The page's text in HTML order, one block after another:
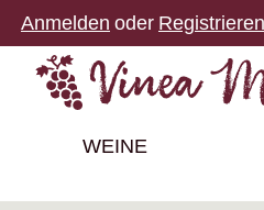
Hauptinhalt springen
Zur Suche springen
Zur Hauptnavigation
Anmelden oder Registrieren
WEINE